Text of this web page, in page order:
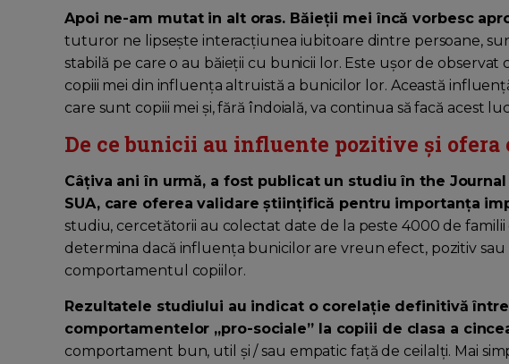
Apoi ne-am mutat in alt oras. Băieții mei încă vorbesc
tuturor ne lipseşte interacțiunea iubitoare dintre persoane,
stabilă pe care o au băieții cu bunicii lor. Este ușor de
copiii mei din influența altruistă a bunicilor lor. Această
care sunt copiii mei și, fără îndoială, va continua să facă acest
De ce bunicii au influente pozitive și
Câțiva ani în urmă, a fost publicat un studiu în the
SUA, care oferea validare științifică pentru importanța
studiu, cercetătorii au colectat date de la peste 4000 de familii
determina dacă influența bunicilor are vreun efect, pozitiv sau
comportamentul copiilor.
Rezultatele studiului au indicat o corelație definitivă
comportamentelor „pro-sociale” la copiii de clasa a
comportament bun, util și / sau empatic față de ceilalți. Mai